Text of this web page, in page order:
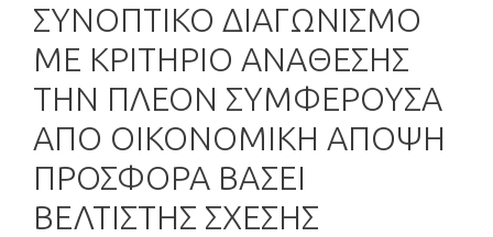
ΣΥΝΟΠΤΙΚΟ ΔΙΑΓΩΝΙΣΜΟ
ΜΕ ΚΡΙΤΗΡΙΟ ΑΝΑΘΕΣΗΣ
ΤΗΝ ΠΛΕΟΝ ΣΥΜΦΕΡΟΥΣΑ
ΑΠΟ ΟΙΚΟΝΟΜΙΚΗ ΑΠΟΨΗ
ΠΡΟΣΦΟΡΑ ΒΑΣΕΙ
ΒΕΛΤΙΣΤΗΣ ΣΧΕΣΗΣ